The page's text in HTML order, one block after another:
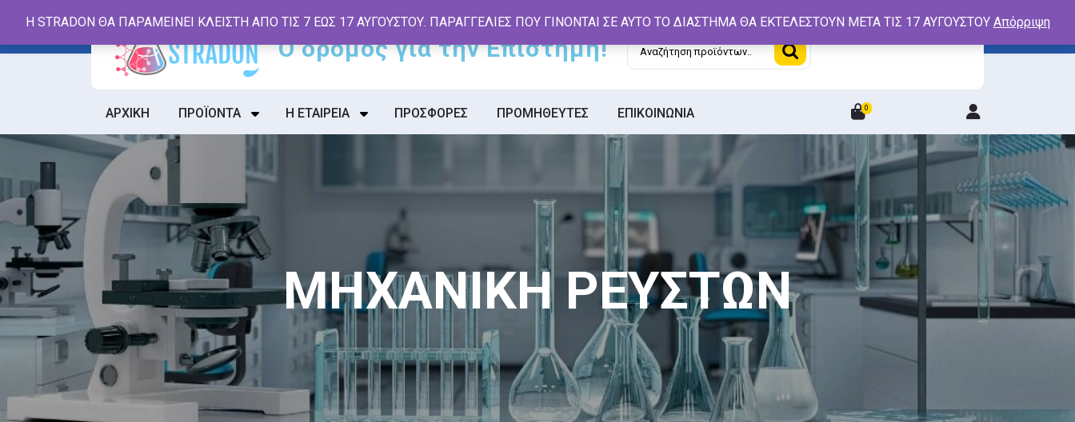
content
Αναζήτηση
ΑΡΧΙΚΗ ΠΡΟΪΟΝΤΑ Η ΕΤΑΙΡΕΙΑ ΠΡΟΣΦΟΡΕΣ ΠΡΟΜΗΘΕΥΤΕΣ ΕΠΙΚΟΙΝΩΝΙΑ 0
/
Register
ΜΗΧΑΝΙΚΗ ΡΕΥΣΤΩΝ
Η STRADON ΘΑ ΠΑΡΑΜΕΙΝΕΙ ΚΛΕΙΣΤΗ ΑΠΟ ΤΙΣ 7 ΕΩΣ 17 ΑΥΓΟΥΣΤΟΥ. ΠΑΡΑΓΓΕΛΙΕΣ ΠΟΥ ΓΙΝΟΝΤΑΙ ΣΕ ΑΥΤΟ ΤΟ ΔΙΑΣΤΗΜΑ ΘΑ ΕΚΤΕΛΕΣΤΟΥΝ ΜΕΤΑ ΤΙΣ 17 ΑΥΓΟΥΣΤΟΥ Απόρριψη